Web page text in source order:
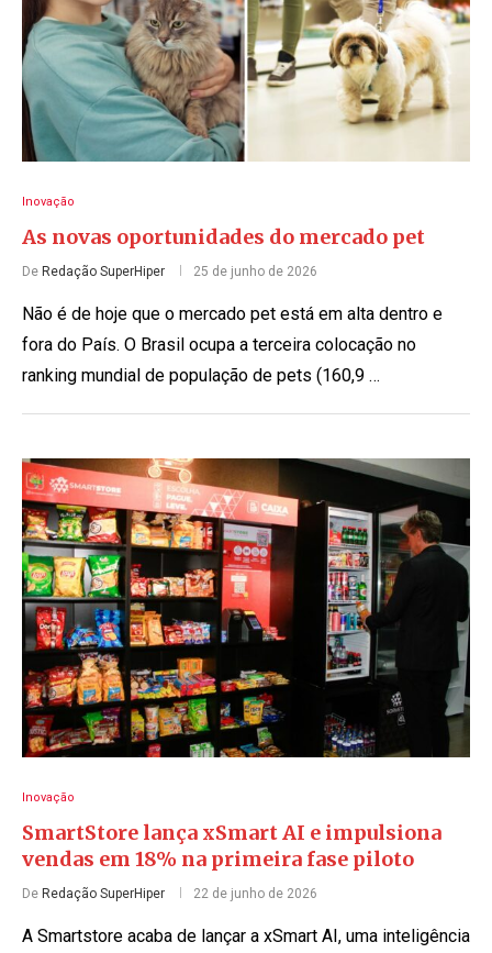
Inovação
As novas oportunidades do mercado pet
De Redação SuperHiper 25 de junho de 2026
Não é de hoje que o mercado pet está em alta dentro e
fora do País. O Brasil ocupa a terceira colocação no
ranking mundial de população de pets (160,9 …
Inovação
SmartStore lança xSmart AI e impulsiona
vendas em 18% na primeira fase piloto
De Redação SuperHiper 22 de junho de 2026
A Smartstore acaba de lançar a xSmart AI, uma inteligência